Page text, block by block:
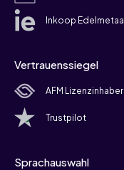
Inkoop Edelmetaal
Vertrauenssiegel
AFM Lizenzinhaber
Trustpilot
Sprachauswahl